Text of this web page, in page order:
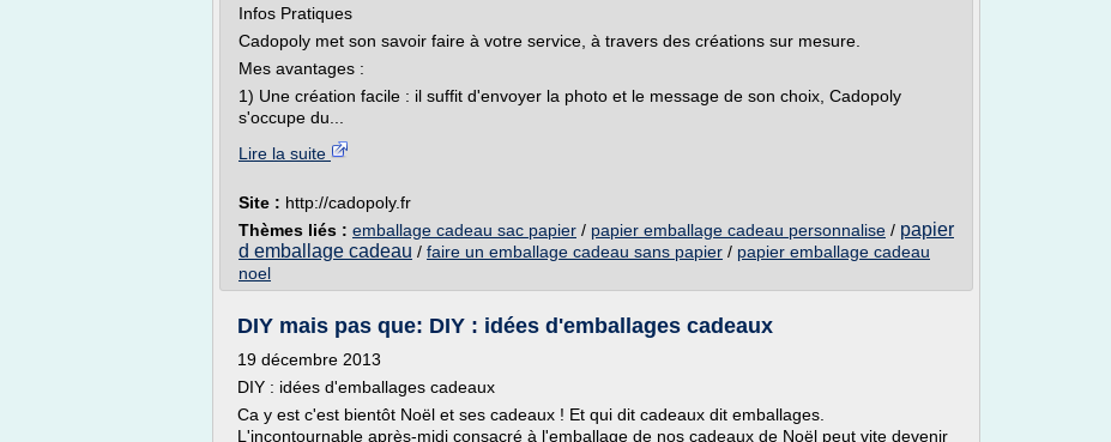
Infos Pratiques
Cadopoly met son savoir faire à votre service, à travers des créations sur mesure.
Mes avantages :
1) Une création facile : il suffit d'envoyer la photo et le message de son choix, Cadopoly
s'occupe du...
Lire la suite
Site : http://cadopoly.fr
Thèmes liés : emballage cadeau sac papier / papier emballage cadeau personnalise / papier
d emballage cadeau / faire un emballage cadeau sans papier / papier emballage cadeau
noel
DIY mais pas que: DIY : idées d'emballages cadeaux
19 décembre 2013
DIY : idées d'emballages cadeaux
Ca y est c'est bientôt Noël et ses cadeaux ! Et qui dit cadeaux dit emballages.
L'incontournable après-midi consacré à l'emballage de nos cadeaux de Noël peut vite devenir